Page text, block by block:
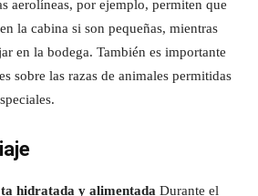
aerolíneas, por ejemplo, permiten que
la cabina si son pequeñas, mientras
en la bodega. También es importante
sobre las razas de animales permitidas
hidratada y alimentada Durante el